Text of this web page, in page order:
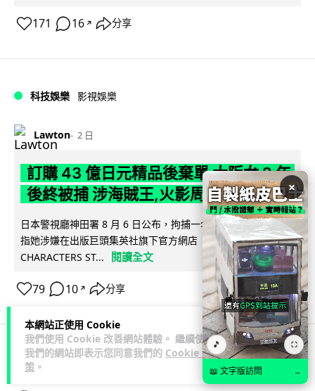
本網站正使用 Cookie
我們使用 Cookie 改善網站體驗。 繼續使用
我們的網站即表示您同意我們的 Cookie 政
策 。
171 16 ↗ 分享
科技娛樂 影視娛樂
Lawton 2 日
訂購 43 億日元精品後棄單 大阪女 2 年
後終被捕 涉海賊王,火影周邊產品
日本警視廳神田署 8 月 6 日公布，拘捕一名 32 歲大阪女子，
指她涉嫌在出版巨頭集英社旗下官方網店「JUMP
CHARACTERS ST...
閱讀全文
79 10 ↗ 分享
商業科技 資訊保安
×
🎵 ⛶
📖 文字版訪問 →